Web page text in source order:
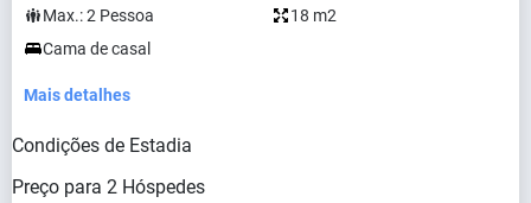
Max.:2 Pessoa
18 m2
Cama de casal
Mais detalhes
Condições de Estadia
Preço para 2 Hóspedes